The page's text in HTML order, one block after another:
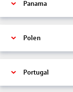
Panama
Polen
Portugal